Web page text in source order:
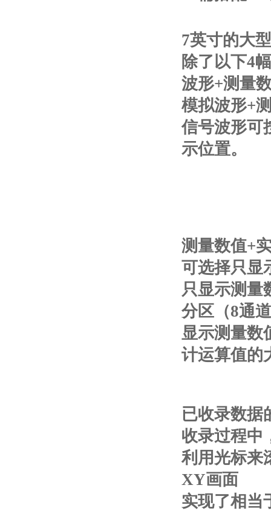
7英寸的大
除了以下4
波形+测量
模拟波形+
信号波形可
示位置。
测量数值+
可选择只显
只显示测量
分区（8通
显示测量数
计运算值的
已收录数据
收录过程中
利用光标来
XY画面
实现了相当